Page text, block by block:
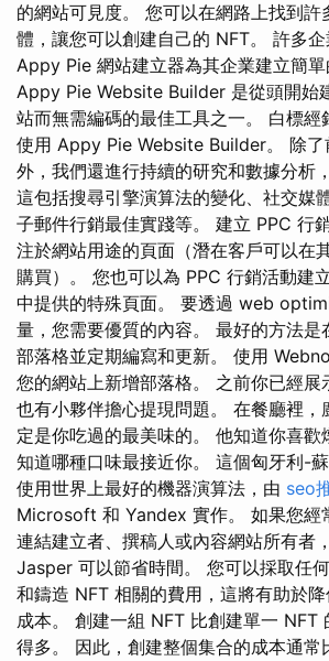
的網站可見度。 您可以在網路上找到許
體，讓您可以創建自己的 NFT。 許多
Appy Pie 網站建立器為其企業建立簡單
Appy Pie Website Builder 是從頭開始
站而無需編碼的最佳工具之一。 白標經
使用 Appy Pie Website Builder。 除了
外，我們還進行持續的研究和數據分析
這包括搜尋引擎演算法的變化、社交媒
子郵件行銷最佳實踐等。 建立 PPC 行
注於網站用途的頁面（潛在客戶可以在
購買）。 您也可以為 PPC 行銷活動建
中提供的特殊頁面。 要透過 web
量，您需要優質的內容。 最好的方法是
部落格並定期編寫和更新。 使用
您的網站上新增部落格。 之前你已經展
也有小夥伴擔心提現問題。 在餐廳裡，
定是你吃過的最美味的。 他知道你喜歡
知道哪種口味最接近你。 這個匈牙利-
使用世界上最好的機器演算法，由 seo
Microsoft 和 Yandex 實作。 如果您經
連結建立者、撰稿人或內容網站所有者
Jasper 可以節省時間。 您可以採取任
和鑄造 NFT 相關的費用，這將有助於
成本。 創建一組 NFT 比創建單一 NFT
得多。 因此，創建整個集合的成本通常